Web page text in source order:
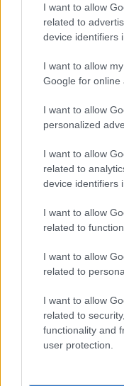
I want to allow
related to
device identifiers
I want to allow
Google for online
I want to allow
personalized
I want to allow
related to
device identifiers
I want to allow
related to
I want to allow
related to
I want to allow
related to
functionality and
user protection.
Αν και η Εθνική
της βραδιάςτα
και των
φίλαθλος.
Με την βοήθεια
συνόδευαν, ένα
μαγνητάκια, το
φιλικό παιχνίδι
και για